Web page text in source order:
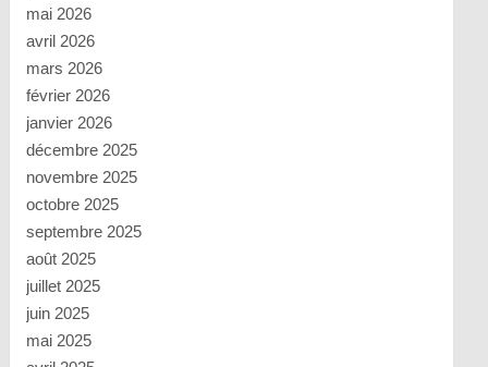
mai 2026
avril 2026
mars 2026
février 2026
janvier 2026
décembre 2025
novembre 2025
octobre 2025
septembre 2025
août 2025
juillet 2025
juin 2025
mai 2025